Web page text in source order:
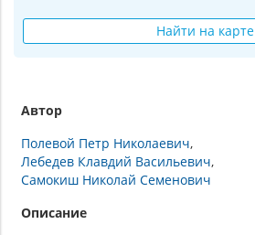
Найти на карте
Автор
Полевой Петр Николаевич
Лебедев Клавдий Васильевич
Самокиш Николай Семенович
Описание